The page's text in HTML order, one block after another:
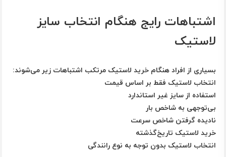
اشتباهات رایج هنگام انتخاب سایز
لاستیک
بسیاری از افراد هنگام خرید لاستیک مرتکب اشتباهات زیر می‌شوند:
انتخاب لاستیک فقط بر اساس قیمت
استفاده از سایز غیر استاندارد
بی‌توجهی به شاخص بار
نادیده گرفتن شاخص سرعت
خرید لاستیک تاریخ‌گذشته
انتخاب لاستیک بدون توجه به نوع رانندگی